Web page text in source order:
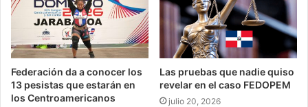
Federación da a conocer los
13 pesistas que estarán en
los Centroamericanos
Las pruebas que nadie quiso
revelar en el caso FEDOPEM
julio 20, 2026